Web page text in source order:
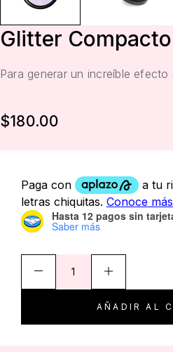
Glitter
Para generar un increíble efecto
$180.00
Hasta 12 pagos sin
Saber más
AÑADIR AL